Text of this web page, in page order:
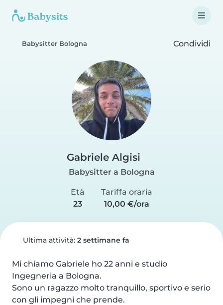
Babysitter Bologna Condividi
Gabriele Algisi
Babysitter a Bologna
Età
23
Tariffa oraria
10,00 €/ora
Ultima attività: 2 settimane fa
Mi chiamo Gabriele ho 22 anni e studio
Ingegneria a Bologna.
Sono un ragazzo molto tranquillo, sportivo e serio
con gli impegni che prende.